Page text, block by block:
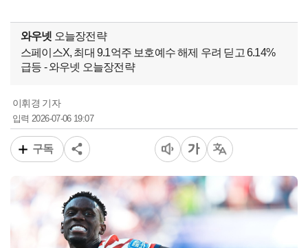
와우넷 오늘장전략
스페이스X, 최대 9.1억주 보호예수 해제 우려 딛고 6.14%
급등 - 와우넷 오늘장전략
이휘경 기자
입력2026-07-06 19:07
구독